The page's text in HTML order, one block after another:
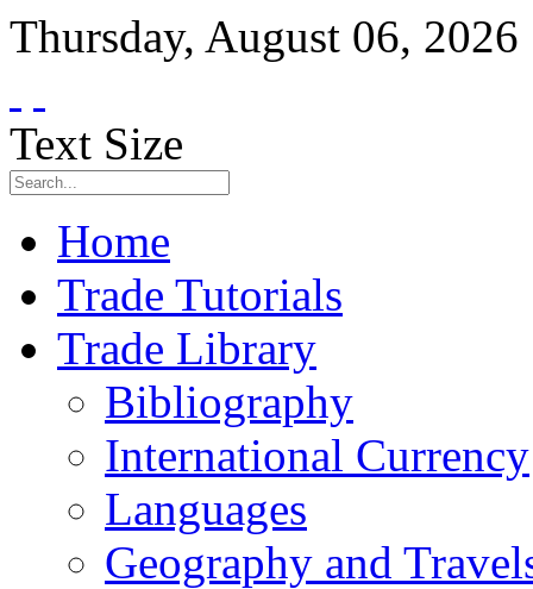
Thursday, August 06, 2026
Text Size
Home
Trade Tutorials
Trade Library
Bibliography
International Currency
Languages
Geography and